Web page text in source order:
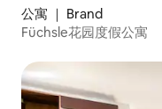
公寓 ｜ Brand
Füchsle花园度假公寓